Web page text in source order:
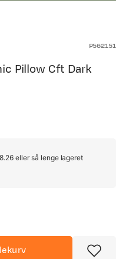
P562151
Pillow Cft Dark
eller så lenge lageret